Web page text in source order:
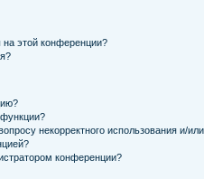
этой конференции?
некорректного использования и/
конференции?